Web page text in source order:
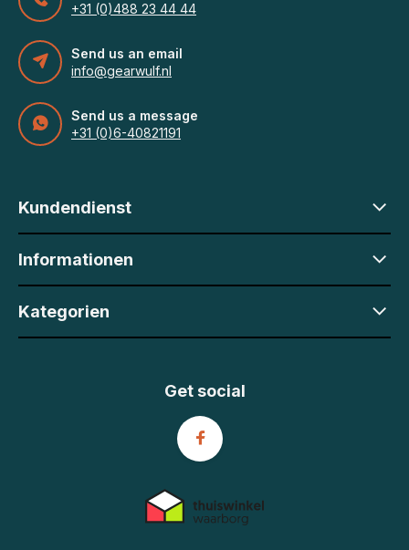
+31 (0)488 23 44 44
Send us an email
info@gearwulf.nl
Send us a message
+31 (0)6-40821191
Kundendienst
Informationen
Kategorien
Get social